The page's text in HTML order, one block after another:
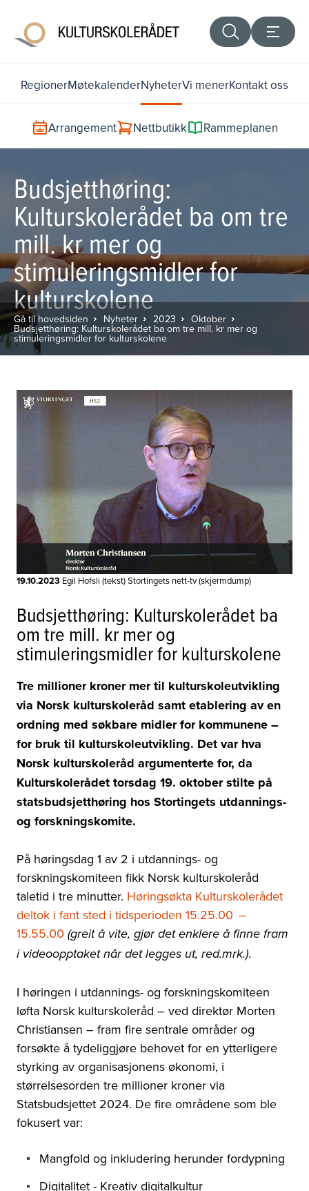
RegionerMøtekalenderNyheterVi menerKontakt oss
Arrangement Nettbutikk Rammeplanen
Budsjetthøring:
Kulturskolerådet ba om tre
mill. kr mer og
stimuleringsmidler for
kulturskolene
Gå til hovedsiden Nyheter 2023 Oktober
Budsjetthøring: Kulturskolerådet ba om tre mill. kr mer og
stimuleringsmidler for kulturskolene
19.10.2023 Egil Hofsli (tekst) Stortingets nett-tv (skjermdump)
Budsjetthøring: Kulturskolerådet ba
om tre mill. kr mer og
stimuleringsmidler for kulturskolene
Tre millioner kroner mer til kulturskoleutvikling
via Norsk kulturskoleråd samt etablering av en
ordning med søkbare midler for kommunene –
for bruk til kulturskoleutvikling. Det var hva
Norsk kulturskoleråd argumenterte for, da
Kulturskolerådet torsdag 19. oktober stilte på
statsbudsjetthøring hos Stortingets utdannings-
og forskningskomite.
På høringsdag 1 av 2 i utdannings- og
forskningskomiteen fikk Norsk kulturskoleråd
taletid i tre minutter. Høringsøkta Kulturskolerådet
deltok i fant sted i tidsperioden 15.25.00 –
15.55.00 (greit å vite, gjør det enklere å finne fram
i videoopptaket når det legges ut, red.mrk.).
I høringen i utdannings- og forskningskomiteen
løfta Norsk kulturskoleråd – ved direktør Morten
Christiansen – fram fire sentrale områder og
forsøkte å tydeliggjøre behovet for en ytterligere
styrking av organisasjonens økonomi, i
størrelsesorden tre millioner kroner via
Statsbudsjettet 2024. De fire områdene som ble
fokusert var:
Mangfold og inkludering herunder fordypning
Digitalitet - Kreativ digitalkultur